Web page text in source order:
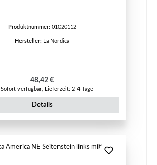
Produktnummer: 01020112
Hersteller: La Nordica
Regulärer Preis:
48,42 €
Sofort verfügbar, Lieferzeit: 2-4 Tage
Details